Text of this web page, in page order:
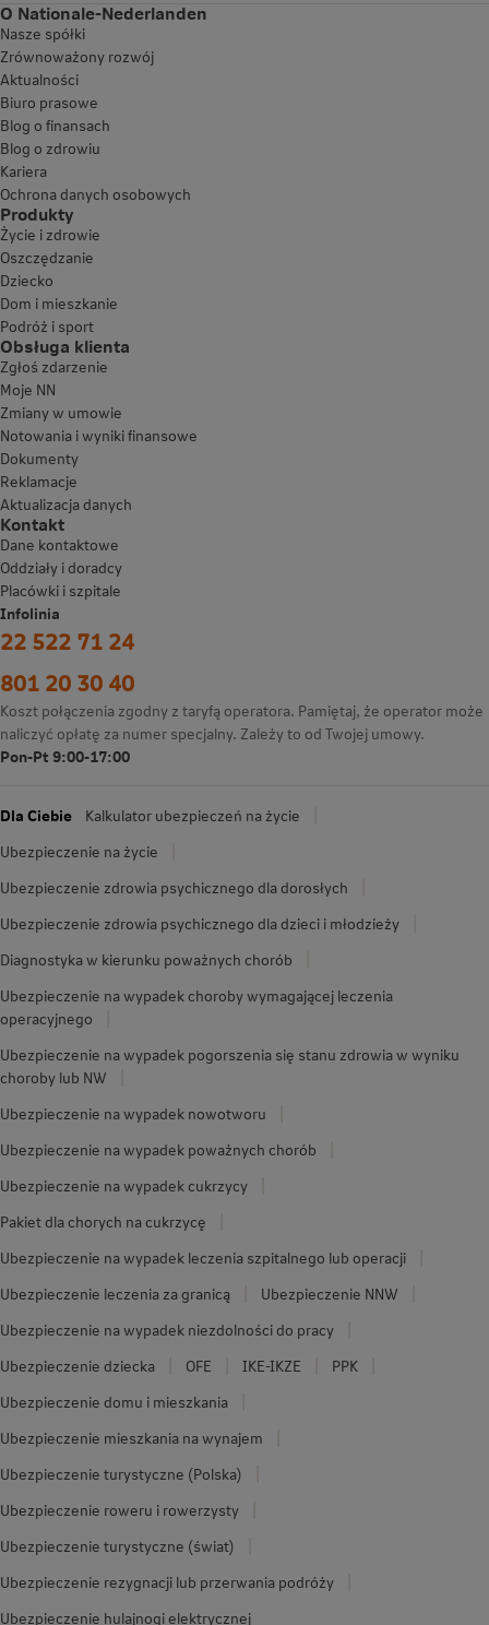
O Nationale-Nederlanden
Nasze spółki
Zrównoważony rozwój
Aktualności
Biuro prasowe
Blog o finansach
Blog o zdrowiu
Kariera
Ochrona danych osobowych
Produkty
Życie i zdrowie
Oszczędzanie
Dziecko
Dom i mieszkanie
Podróż i sport
Obsługa klienta
Zgłoś zdarzenie
Moje NN
Zmiany w umowie
Notowania i wyniki finansowe
Dokumenty
Reklamacje
Aktualizacja danych
Kontakt
Dane kontaktowe
Oddziały i doradcy
Placówki i szpitale
Infolinia
22 522 71 24
801 20 30 40
Koszt połączenia zgodny z taryfą operatora. Pamiętaj, że operator może
naliczyć opłatę za numer specjalny. Zależy to od Twojej umowy.
Pon-Pt 9:00-17:00
Dla Ciebie
Kalkulator ubezpieczeń na życie
Ubezpieczenie na życie
Ubezpieczenie zdrowia psychicznego dla dorosłych
Ubezpieczenie zdrowia psychicznego dla dzieci i młodzieży
Diagnostyka w kierunku poważnych chorób
Ubezpieczenie na wypadek choroby wymagającej leczenia
operacyjnego
Ubezpieczenie na wypadek pogorszenia się stanu zdrowia w wyniku
choroby lub NW
Ubezpieczenie na wypadek nowotworu
Ubezpieczenie na wypadek poważnych chorób
Ubezpieczenie na wypadek cukrzycy
Pakiet dla chorych na cukrzycę
Ubezpieczenie na wypadek leczenia szpitalnego lub operacji
Ubezpieczenie leczenia za granicą
Ubezpieczenie NNW
Ubezpieczenie na wypadek niezdolności do pracy
Ubezpieczenie dziecka
OFE IKE-IKZE
PPK
Ubezpieczenie domu i mieszkania
Ubezpieczenie mieszkania na wynajem
Ubezpieczenie turystyczne (Polska)
Ubezpieczenie roweru i rowerzysty
Ubezpieczenie turystyczne (świat)
Ubezpieczenie rezygnacji lub przerwania podróży
Ubezpieczenie hulajnogi elektrycznej